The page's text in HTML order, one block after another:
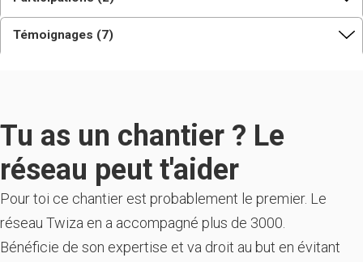
Témoignages (7)
Tu as un chantier ? Le
réseau peut t'aider
Pour toi ce chantier est probablement le premier. Le
réseau Twiza en a accompagné plus de 3000.
Bénéficie de son expertise et va droit au but en évitant